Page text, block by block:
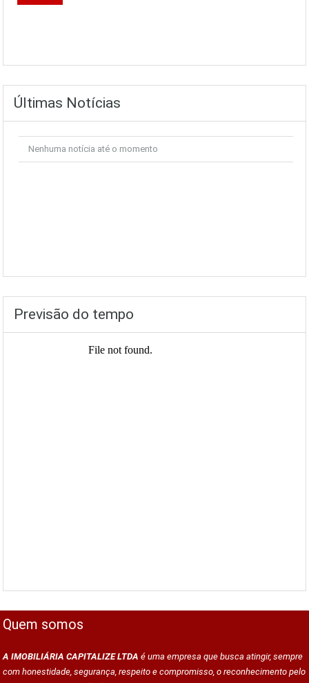
Últimas Notícias
Nenhuma notícia até o momento
Previsão do tempo
Quem somos
A IMOBILIÁRIA CAPITALIZE LTDA é uma empresa que busca atingir, sempre
com honestidade, segurança, respeito e compromisso, o reconhecimento pelo